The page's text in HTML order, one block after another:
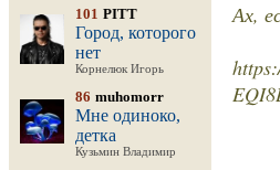
101 PITT
Город, которого
нет
Корнелюк Игорь
86 muhomorr
Мне одиноко,
детка
Кузьмин Владимир
Ах,